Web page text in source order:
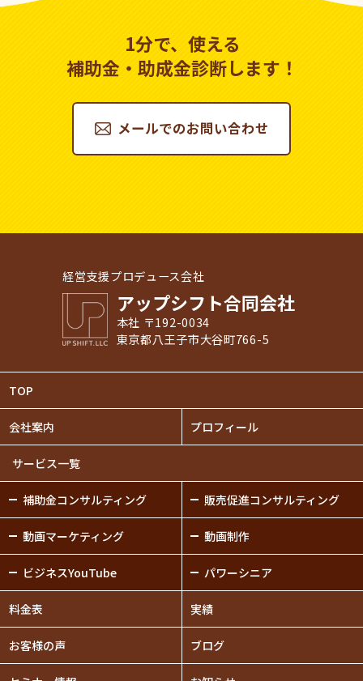
1分で、使える
補助金・助成金診断します！
メールでのお問い合わせ
経営支援プロデュース会社
アップシフト合同会社
本社 〒192-0034
東京都八王子市大谷町766-5
TOP
会社案内 プロフィール
サービス一覧
補助金コンサルティング 販売促進コンサルティング
動画マーケティング 動画制作
ビジネスYouTube パワーシニア
料金表 実績
お客様の声 ブログ